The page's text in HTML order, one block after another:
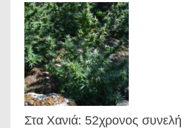
Στα Χανιά: 52χρονος